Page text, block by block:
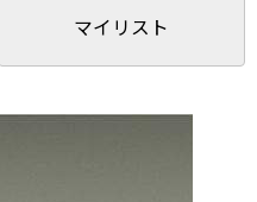
マイリスト